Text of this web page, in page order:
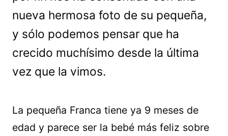
nueva hermosa foto de su pequeña,
y sólo podemos pensar que ha
crecido muchísimo desde la última
vez que la vimos.
La pequeña Franca tiene ya 9 meses de
edad y parece ser la bebé más feliz sobre